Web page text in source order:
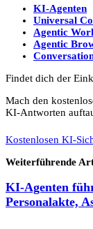
KI-Agenten
Universal
Agentic
Agentic
Findet dich der
Mach den
KI-Antworten
Kostenlosen KI-
Weiterführende
KI-Agenten
Personalakte,